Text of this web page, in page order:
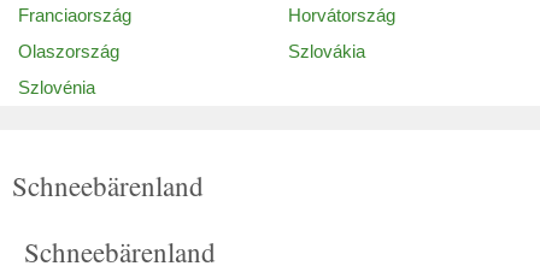
Franciaország
Horvátország
Olaszország
Szlovákia
Szlovénia
Schneebärenland
Schneebärenland